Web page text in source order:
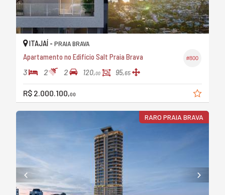
#800
ITAJAÍ - PRAIA BRAVA
Apartamento no Edifício Salt Praia Brava
3 2 2 120,00 95,65
R$ 2.000.100,00
RARO PRAIA BRAVA